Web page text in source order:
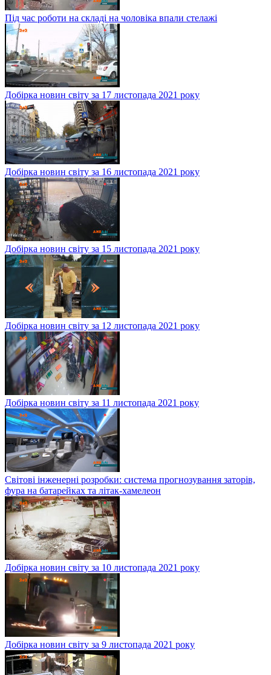
Під час роботи на складі на чоловіка впали стелажі
Добірка новин світу за 17 листопада 2021 року
Добірка новин світу за 16 листопада 2021 року
Добірка новин світу за 15 листопада 2021 року
Добірка новин світу за 12 листопада 2021 року
Добірка новин світу за 11 листопада 2021 року
Світові інженерні розробки: система прогнозування заторів,
фура на батарейках та літак-хамелеон
Добірка новин світу за 10 листопада 2021 року
Добірка новин світу за 9 листопада 2021 року